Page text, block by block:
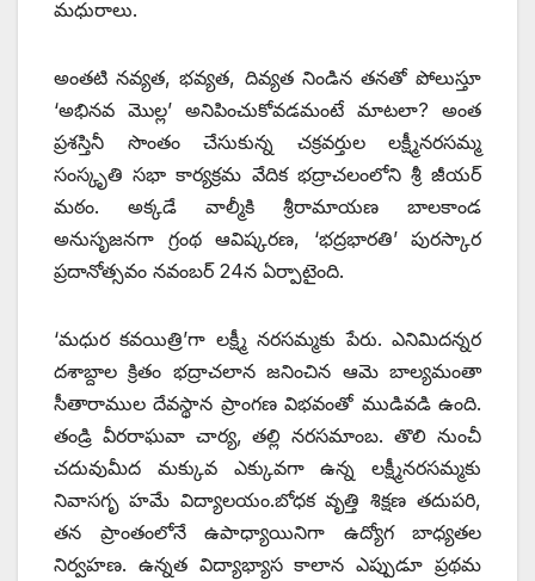
మధురాలు.
అంతటి నవ్యత, భవ్యత, దివ్యత నిండిన తనతో పోలుస్తూ
‘అభినవ మొల్ల’ అనిపించుకోవడమంటే మాటలా? అంత
ప్రశస్తినీ సొంతం చేసుకున్న చక్రవర్తుల లక్ష్మీనరసమ్మ
సంస్కృతి సభా కార్యక్రమ వేదిక భద్రాచలంలోని శ్రీ జీయర్‌
మఠం. అక్కడే వాల్మీకి శ్రీరామాయణ బాలకాండ
అనుసృజనగా గ్రంథ ఆవిష్కరణ, ‘భద్రభారతి’ పురస్కార
ప్రదానోత్సవం నవంబర్‌ 24న ఏర్పాటైంది.
‘మధుర కవయిత్రి’గా లక్ష్మీ నరసమ్మకు పేరు. ఎనిమిదన్నర
దశాబ్దాల క్రితం భద్రాచలాన జనించిన ఆమె బాల్యమంతా
సీతారాముల దేవస్థాన ప్రాంగణ విభవంతో ముడివడి ఉంది.
తండ్రి వీరరాఘవా చార్య, తల్లి నరసమాంబ. తొలి నుంచీ
చదువుమీద మక్కువ ఎక్కువగా ఉన్న లక్ష్మీనరసమ్మకు
నివాసగృ హమే విద్యాలయం.బోధక వృత్తి శిక్షణ తదుపరి,
తన ప్రాంతంలోనే ఉపాధ్యాయినిగా ఉద్యోగ బాధ్యతల
నిర్వహణ. ఉన్నత విద్యాభ్యాస కాలాన ఎప్పుడూ ప్రథమ